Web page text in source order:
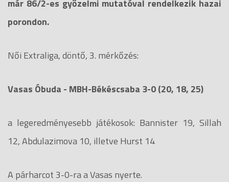
már 86/2-es győzelmi mutatóval rendelkezik hazai
porondon.
Női Extraliga, döntő, 3. mérkőzés:
Vasas Óbuda - MBH-Békéscsaba 3-0 (20, 18, 25)
a legeredményesebb játékosok: Bannister 19, Sillah
12, Abdulazimova 10, illetve Hurst 14
A párharcot 3-0-ra a Vasas nyerte.